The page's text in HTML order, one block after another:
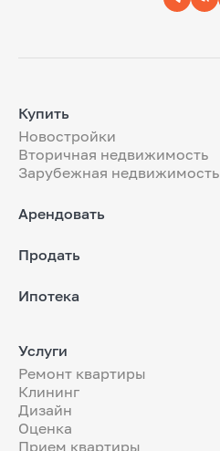
Купить
Новостройки
Вторичная недвижимость
Зарубежная недвижимость
Арендовать
Продать
Ипотека
Услуги
Ремонт квартиры
Клининг
Дизайн
Оценка
Прием квартиры